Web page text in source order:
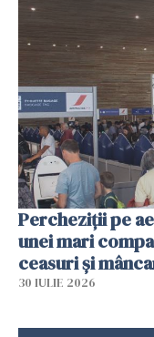
Percheziții pe
unei mari
ceasuri și
30 IULIE 2026